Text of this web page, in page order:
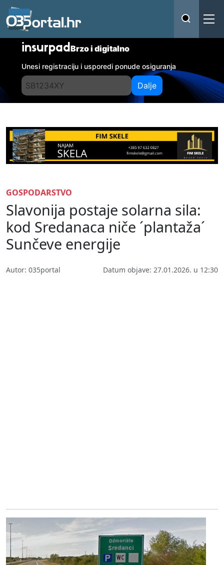
insurpadBrzo i digitalno
Unesi registraciju i usporedi ponude osiguranja
Dalje
GOSPODARSTVO
Slavonija postaje solarna sila:
kod Sredanaca niče ´plantaža´
Sunčeve energije
Autor: 035portal Datum objave: 27.01.2026. u 12:30